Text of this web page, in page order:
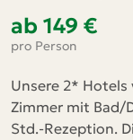
ab 149 €
pro Person
Unsere 2*
Zimmer mit Bad/
Std.-Rezeption.